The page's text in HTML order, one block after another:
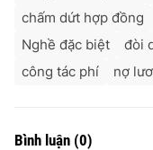
chấm dứt hợp đồng
Nghề đặc biệt
đòi
công tác phí
nợ
Bình luận (0)